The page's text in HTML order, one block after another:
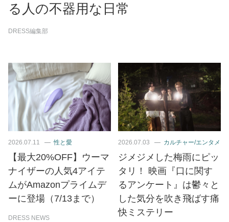
る人の不器用な日常
DRESS編集部
2026.07.11 性と愛
【最大20%OFF】ウーマ
ナイザーの人気4アイテ
ムがAmazonプライムデ
ーに登場（7/13まで）
DRESS NEWS
2026.07.03 カルチャー/エンタメ
ジメジメした梅雨にピッ
タリ！ 映画『口に関す
るアンケート』は鬱々と
した気分を吹き飛ばす痛
快ミステリー